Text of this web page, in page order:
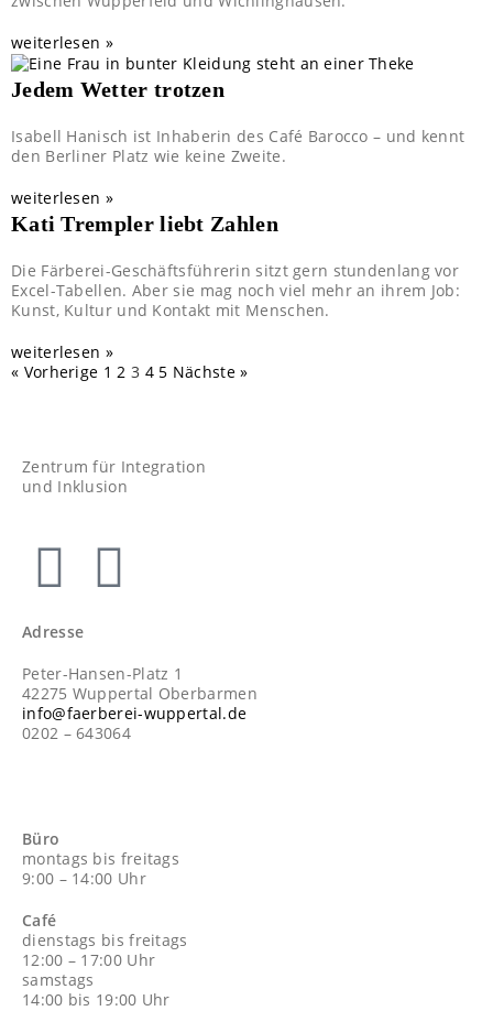
weiterlesen »
Jedem Wetter trotzen
Isabell Hanisch ist Inhaberin des Café Barocco – und kennt
den Berliner Platz wie keine Zweite.
weiterlesen »
Kati Trempler liebt Zahlen
Die Färberei-Geschäftsführerin sitzt gern stundenlang vor
Excel-Tabellen. Aber sie mag noch viel mehr an ihrem Job:
Kunst, Kultur und Kontakt mit Menschen.
weiterlesen »
« Vorherige 1 2 3 4 5 Nächste »
Zentrum für Integration
und Inklusion
Adresse
Peter-Hansen-Platz 1
42275 Wuppertal Oberbarmen
info@faerberei-wuppertal.de
0202 – 643064
Büro
montags bis freitags
9:00 – 14:00 Uhr
Café
dienstags bis freitags
12:00 – 17:00 Uhr
samstags
14:00 bis 19:00 Uhr